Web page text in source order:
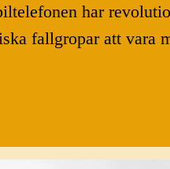
har
fallgropar att vara